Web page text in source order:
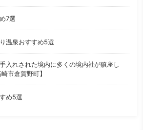
7選
温泉おすすめ5選
入れされた境内に多くの境内社が鎮座し
市倉賀野町】
め5選